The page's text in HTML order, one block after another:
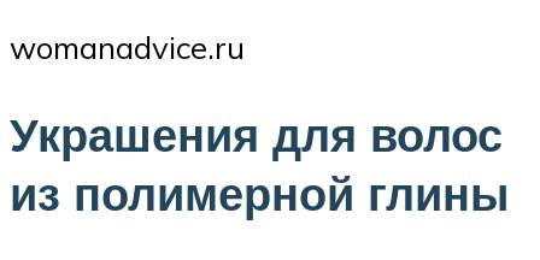
womanadvice.ru
Украшения для волос
из полимерной глины